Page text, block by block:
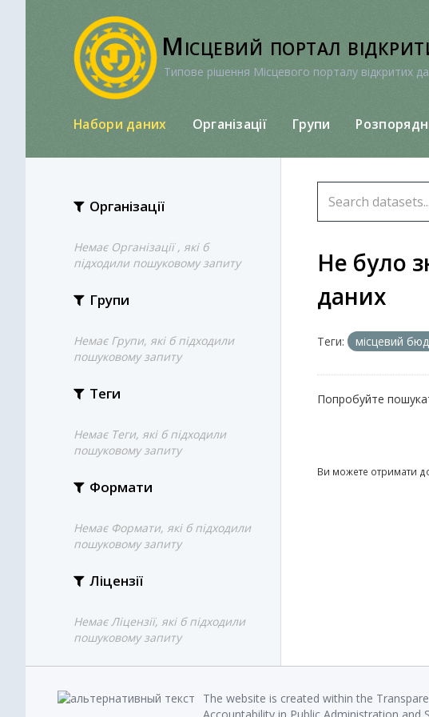
Місцевий портал
Типове рішення Місцевого порталу відкритих
Набори даних Організації Групи
Організації
Немає Організації , які б
підходили пошуковому запиту
Групи
Немає Групи, які б підходили
пошуковому запиту
Теги
Немає Теги, які б підходили
пошуковому запиту
Формати
Немає Формати, які б підходили
пошуковому запиту
Ліцензії
Немає Ліцензії, які б підходили
пошуковому запиту
Не було
даних
Теги: місцевий
Попробуйте
Ви можете отримати
The website is created within the